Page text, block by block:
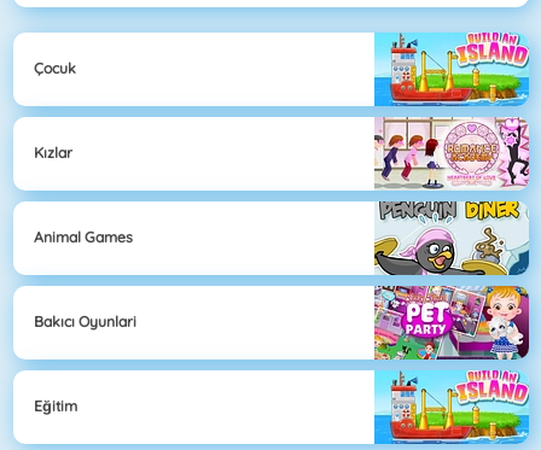
Çocuk
Kızlar
Animal Games
Bakıcı Oyunlari
Eğitim